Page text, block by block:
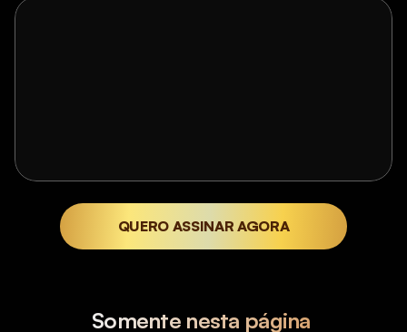
QUERO ASSINAR AGORA
Somente nesta página